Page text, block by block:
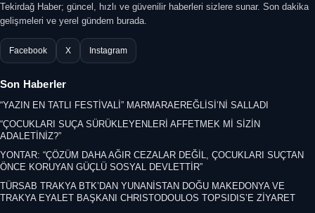
Tekirdağ Haber; güncel, hızlı ve güvenilir haberleri sizlere sunar. Son dakika
gelişmeleri ve yerel gündem burada.
Facebook X Instagram
Son Haberler
“YAZIN EN TATLI FESTİVALİ” MARMARAEREĞLİSİ’Nİ SALLADI
“ÇOCUKLARI SUÇA SÜRÜKLEYENLERİ AFFETMEK Mİ SİZİN
ADALETİNİZ?”
YONTAR: “ÇÖZÜM DAHA AĞIR CEZALAR DEĞİL, ÇOCUKLARI SUÇTAN
ÖNCE KORUYAN GÜÇLÜ SOSYAL DEVLETTİR”
TÜRSAB TRAKYA BTK’DAN YUNANİSTAN DOĞU MAKEDONYA VE
TRAKYA EYALET BAŞKANI CHRISTODOULOS TOPSIDIS’E ZİYARET